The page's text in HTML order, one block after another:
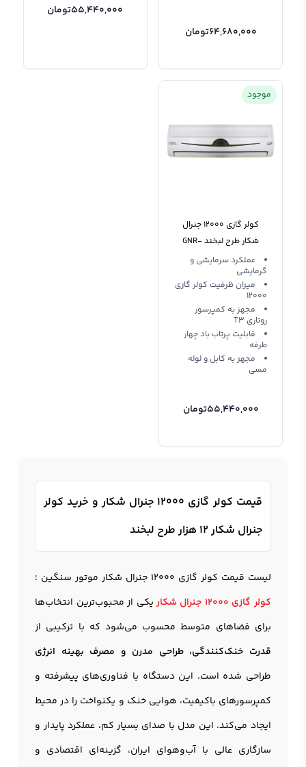
64,680,000تومان
55,440,000تومان
موجود
کولر گازی 12000 جنرال
شکار طرح لبخند GNR-
12GWN R22
عملکرد سرمایشی و
گرمایشی
میزان ظرفیت کولر گازی
12000
مجهز به کمپرسور
روتاری T3
قابلیت پرتاب باد چهار
طرفه
مجهز به کابل و لوله
مسی
55,440,000تومان
قیمت کولر گازی 12000 جنرال شکار و خرید کولر
جنرال شکار 12 هزار طرح لبخند
لیست قیمت کولر گازی 12000 جنرال شکار موتور سنگین ؛
کولر گازی 12000 جنرال شکار
یکی از محبوب‌ترین انتخاب‌ها
برای فضاهای متوسط محسوب می‌شود که با ترکیبی از
قدرت خنک‌کنندگی، طراحی مدرن و مصرف بهینه انرژی
طراحی شده است. این دستگاه با فناوری‌های پیشرفته و
کمپرسورهای باکیفیت، هوایی خنک و یکنواخت را در محیط
ایجاد می‌کند. این مدل با صدای بسیار کم، عملکرد پایدار و
سازگاری عالی با آب‌وهوای ایران، گزینه‌ای اقتصادی و